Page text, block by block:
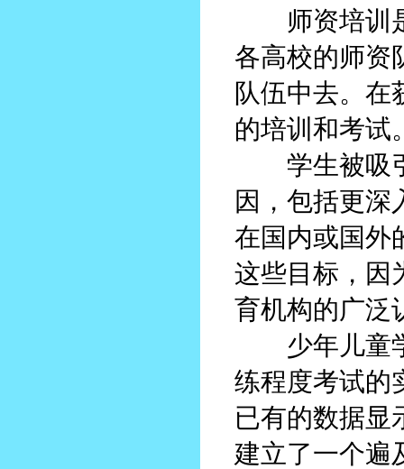
师资培训是
各高校的师资
队伍中去。在
的培训和考试
学生被吸引
因，包括更深
在国内或国外
这些目标，因
育机构的广泛
少年儿童学
练程度考试的
已有的数据显
建立了一个遍